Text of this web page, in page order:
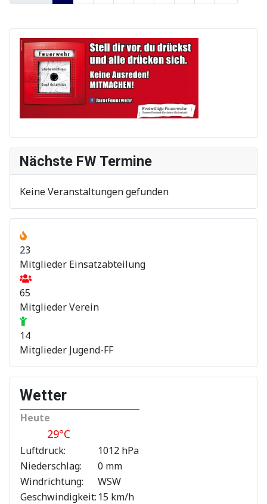
Nächste FW Termine
Keine Veranstaltungen gefunden
23
Mitglieder Einsatzabteilung
65
Mitglieder Verein
14
Mitglieder Jugend-FF
Wetter
Heute
29°C
Luftdruck:
1012 hPa
Niederschlag:
0 mm
Windrichtung:
WSW
Geschwindigkeit: 15 km/h